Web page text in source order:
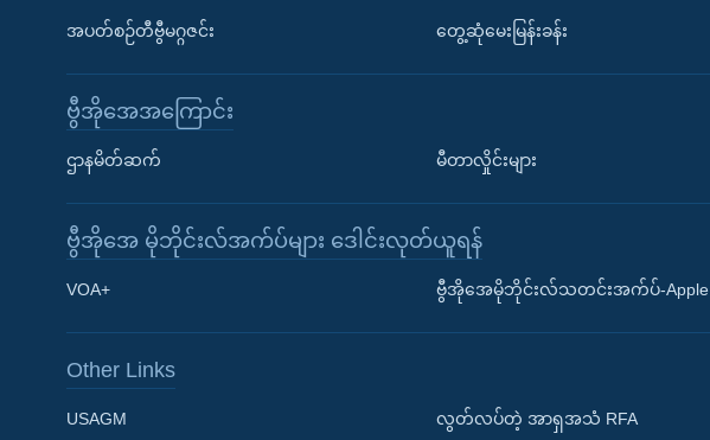
Learning English
အပတ်စဉ်တီဗွီမဂ္ဂဇင်း တွေ့ဆုံမေးမြန်းခန်း
ဗွီအိုအေအကြောင်း
ဌာနမိတ်ဆက် မီတာလှိုင်းများ
ဗွီအိုအေ မိုဘိုင်းလ်အက်ပ်များ ဒေါင်းလုတ်ယူရန်
VOA+ ဗွီအိုအေမိုဘိုင်းလ်သတင်းအက်ပ်-Apple
Other Links
USAGM လွတ်လပ်တဲ့ အာရှအသံ RFA